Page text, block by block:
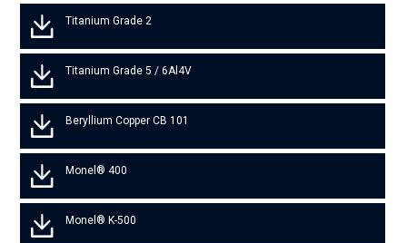
Titanium Grade 2
Titanium Grade 5 / 6Al4V
Beryllium Copper CB 101
Monel® 400
Monel® K-500